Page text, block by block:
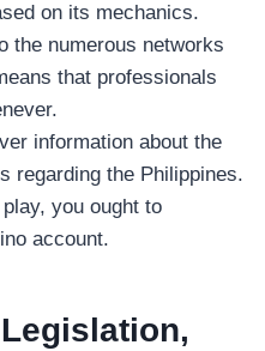
on its mechanics.
the numerous networks
that professionals
information about the
regarding the Philippines.
you ought to
account.